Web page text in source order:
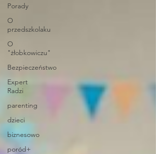
Porady
O
przedszkolaku
O
"żłobkowiczu"
Bezpieczeństwo
Expert
Radzi
parenting
dzieci
biznesowo
poród+